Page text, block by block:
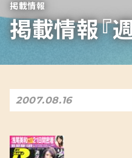
掲載情報
掲載情報『
2007.08.16